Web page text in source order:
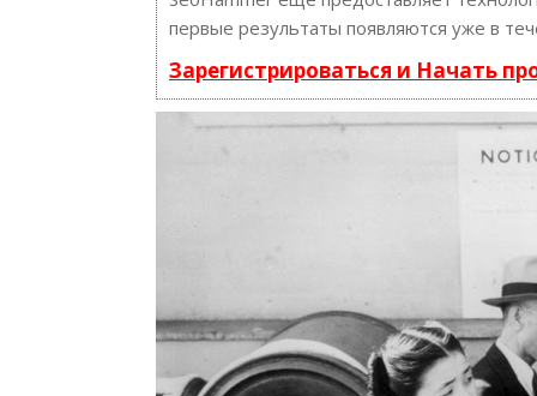
первые результаты появляются уже в
Зарегистрироваться и Начать